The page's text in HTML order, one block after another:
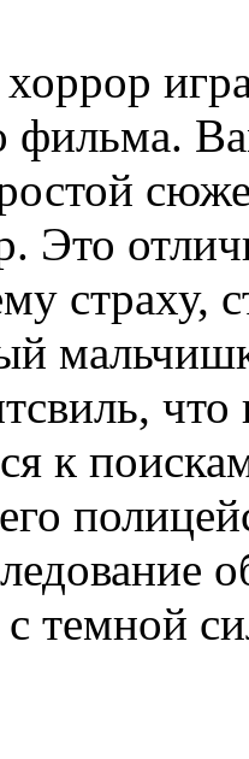
Это
страху,
к
с темной